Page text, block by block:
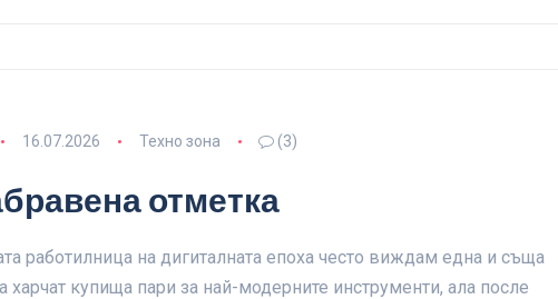
16.07.2026 Техно зона (3)
отметка
работилница на дигиталната епоха често виждам една и съща
харчат купища пари за най-модерните инструменти, ала после